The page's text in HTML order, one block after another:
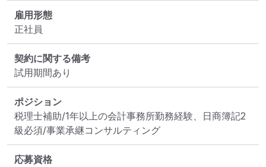
雇用形態
正社員
契約に関する備考
ポジション
税理士補助/1年以上の会計事務所勤務経験、日商簿記2
級必須/事業承継コンサルティング
応募資格